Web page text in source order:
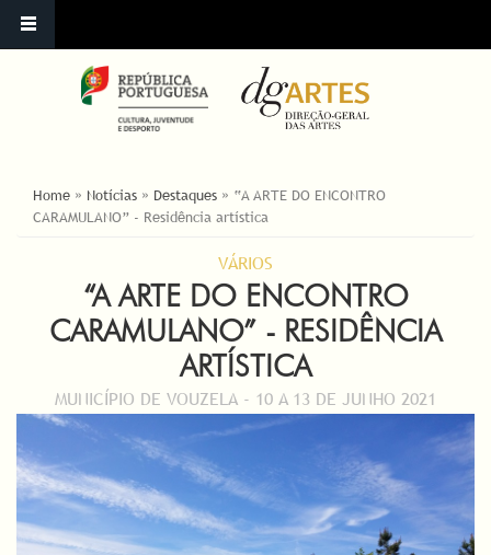
YOU ARE HERE
Home » Notícias » Destaques » “A ARTE DO ENCONTRO
CARAMULANO” - Residência artística
VÁRIOS
“A ARTE DO ENCONTRO
CARAMULANO” - RESIDÊNCIA
ARTÍSTICA
MUNICÍPIO DE VOUZELA - 10 A 13 DE JUNHO 2021